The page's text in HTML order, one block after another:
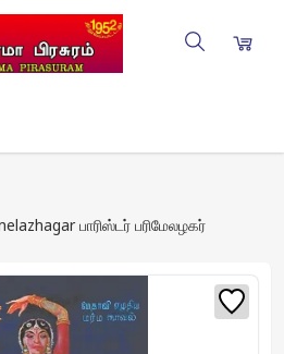
Parister Parimelazhagar பாரிஸ்டர் பரிமேலழகர்